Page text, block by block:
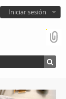
Iniciar sesión